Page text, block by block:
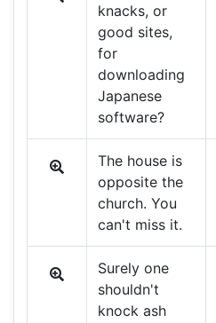
knacks, or
good sites,
for
downloading
Japanese
software?
The house is
opposite the
church. You
can't miss it.
Surely one
shouldn't
knock ash